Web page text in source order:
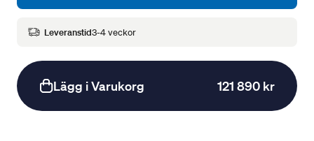
Leveranstid3-4 veckor
Lägg i Varukorg 121 890 kr